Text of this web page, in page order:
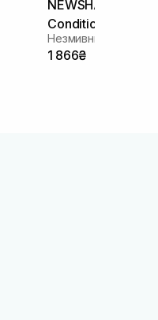
NEWSHA
Conditioner 250
Незмивний
1 866₴